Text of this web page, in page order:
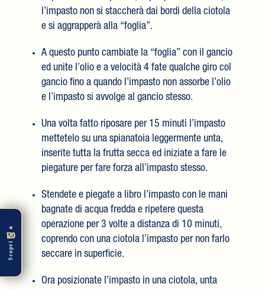
l’impasto non si staccherà dai bordi della ciotola
e si aggrapperà alla “foglia”.
A questo punto cambiate la “foglia” con il gancio
ed unite l’olio e a velocità 4 fate qualche giro col
gancio fino a quando l’impasto non assorbe l’olio
e l’impasto si avvolge al gancio stesso.
Una volta fatto riposare per 15 minuti l’impasto
mettetelo su una spianatoia leggermente unta,
inserite tutta la frutta secca ed iniziate a fare le
piegature per fare forza all’impasto stesso.
Stendete e piegate a libro l’impasto con le mani
bagnate di acqua fredda e ripetere questa
operazione per 3 volte a distanza di 10 minuti,
coprendo con una ciotola l’impasto per non farlo
seccare in superficie.
Ora posizionate l’impasto in una ciotola, unta
★
120
Scopri